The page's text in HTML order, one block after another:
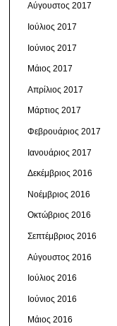
Αύγουστος 2017
Ιούλιος 2017
Ιούνιος 2017
Μάιος 2017
Απρίλιος 2017
Μάρτιος 2017
Φεβρουάριος 2017
Ιανουάριος 2017
Δεκέμβριος 2016
Νοέμβριος 2016
Οκτώβριος 2016
Σεπτέμβριος 2016
Αύγουστος 2016
Ιούλιος 2016
Ιούνιος 2016
Μάιος 2016